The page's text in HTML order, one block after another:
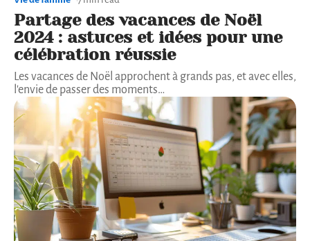
Partage des vacances de Noël
2024 : astuces et idées pour une
célébration réussie
Les vacances de Noël approchent à grands pas, et avec elles,
l'envie de passer des moments…